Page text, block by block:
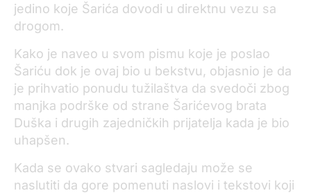
jedino koje Šarića dovodi u direktnu vezu sa
drogom.
Kako je naveo u svom pismu koje je poslao
Šariću dok je ovaj bio u bekstvu, objasnio je da
je prihvatio ponudu tužilaštva da svedoči zbog
manjka podrške od strane Šarićevog brata
Duška i drugih zajedničkih prijatelja kada je bio
uhapšen.
Kada se ovako stvari sagledaju može se
naslutiti da gore pomenuti naslovi i tekstovi koji